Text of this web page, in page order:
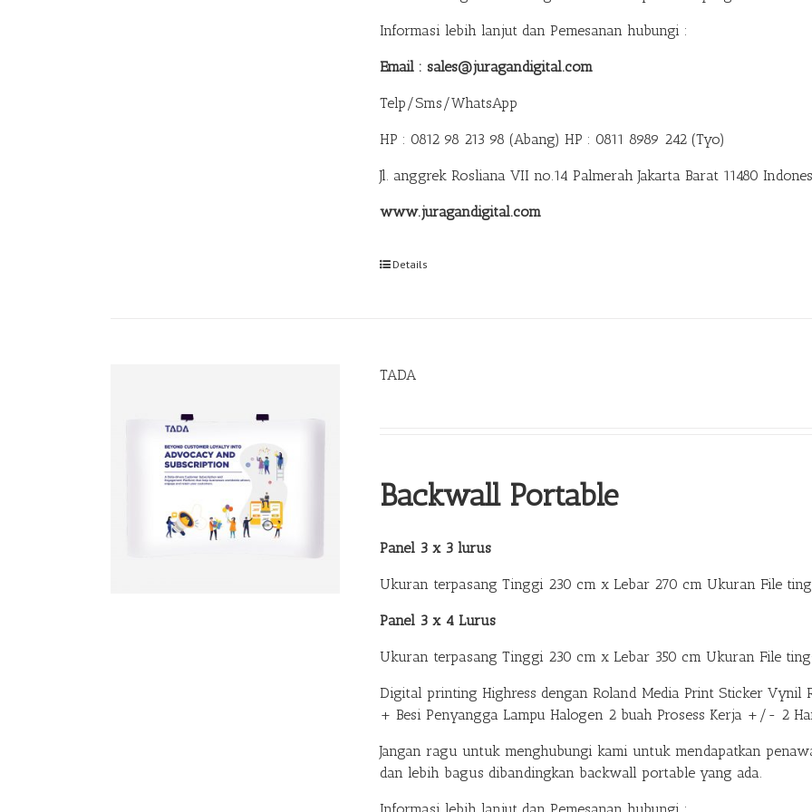
Informasi lebih lanjut dan Pemesanan hubungi :
Email : sales@juragandigital.com
Telp/Sms/WhatsApp
HP : 0812 98 213 98 (Abang) HP : 0811 8989 242 (Tyo)
Jl. anggrek Rosliana VII no.14 Palmerah Jakarta Barat 11480
www.juragandigital.com
Details
TADA
Backwall Portable
Panel 3 x 3 lurus
Ukuran terpasang Tinggi 230 cm x Lebar 270 cm Ukuran File
Panel 3 x 4 Lurus
Ukuran terpasang Tinggi 230 cm x Lebar 350 cm Ukuran File
Digital printing Highress dengan Roland Media Print Sticker
+ Besi Penyangga Lampu Halogen 2 buah Prosess Kerja +/- 2
Jangan ragu untuk menghubungi kami untuk mendapatkan
dan lebih bagus dibandingkan backwall portable yang ada.
Informasi lebih lanjut dan Pemesanan hubungi :